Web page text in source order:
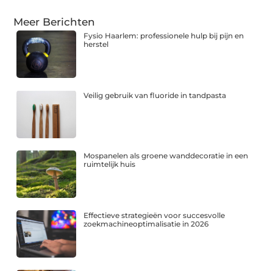
Meer Berichten
Fysio Haarlem: professionele hulp bij pijn en
herstel
Veilig gebruik van fluoride in tandpasta
Mospanelen als groene wanddecoratie in een
ruimtelijk huis
Effectieve strategieën voor succesvolle
zoekmachineoptimalisatie in 2026